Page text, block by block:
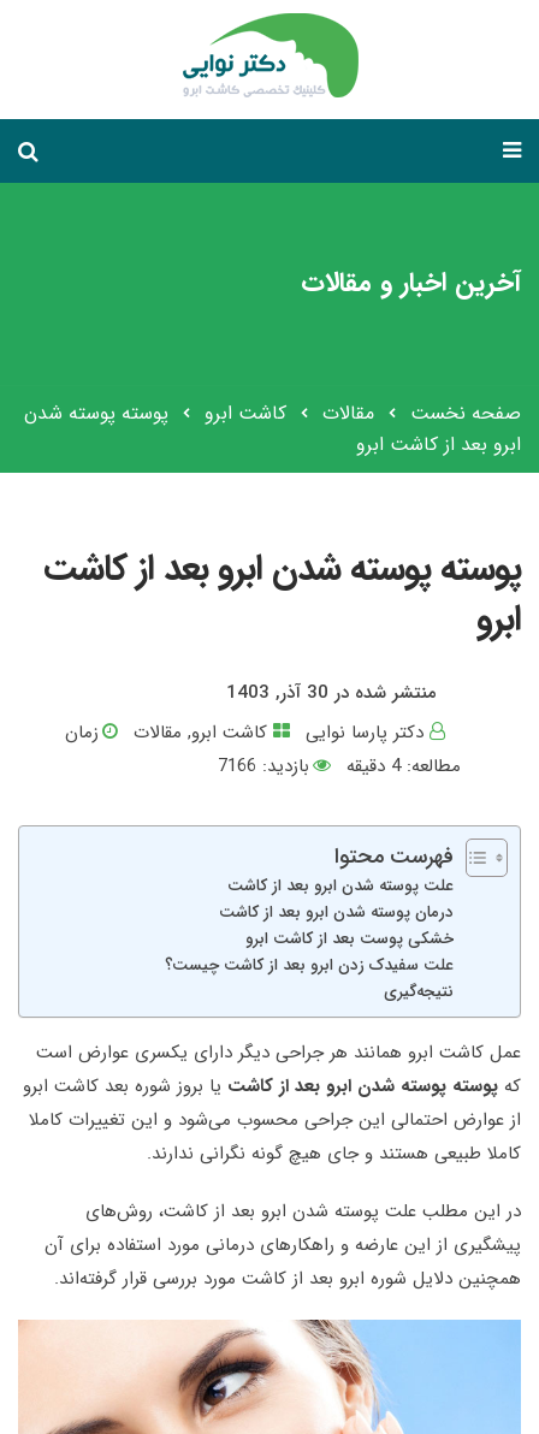
آخرین اخبار و مقالات
صفحه نخست مقالات کاشت ابرو
پوسته پوسته شدن
ابرو بعد از کاشت ابرو
پوسته پوسته شدن ابرو بعد از کاشت
ابرو
منتشر شده در 30 آذر, 1403
دکتر پارسا نوایی
کاشت ابرو, مقالات
زمان
مطالعه: 4 دقیقه بازدید: 7166
فهرست محتوا
علت پوسته شدن ابرو بعد از کاشت
درمان پوسته‌ شدن ابرو بعد از کاشت
خشکی پوست بعد از کاشت ابرو
علت سفیدک زدن ابرو بعد از کاشت چیست؟
نتیجه‌گیری
عمل کاشت ابرو همانند هر جراحی دیگر دارای یکسری عوارض است
که پوسته پوسته شدن ابرو بعد از کاشت یا بروز شوره بعد کاشت ابرو
از عوارض احتمالی این جراحی محسوب می‌شود و این تغییرات کاملا
کاملا طبیعی هستند و جای هیچ گونه نگرانی ندارند.
در این مطلب علت پوسته شدن ابرو بعد از کاشت، روش‌های
پیشگیری از این عارضه و راهکارهای درمانی مورد استفاده برای آن
همچنین دلایل شوره ابرو بعد از کاشت مورد بررسی قرار گرفته‌اند.